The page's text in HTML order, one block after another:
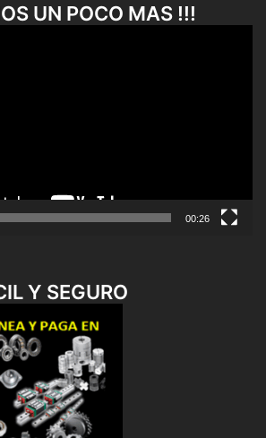
UN POCO MAS !!!
00:26
Y SEGURO